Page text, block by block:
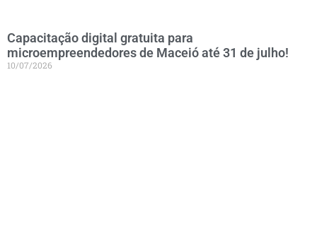
Capacitação digital gratuita para
microempreendedores de Maceió até 31 de julho!
10/07/2026